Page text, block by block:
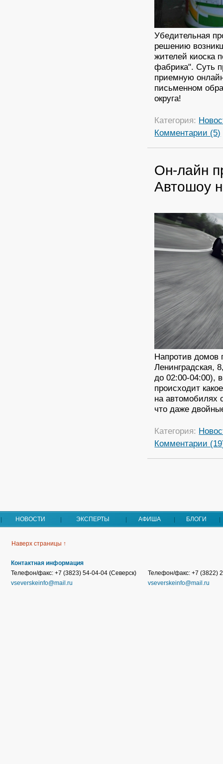
Убедительная
решению
жителей киоска
фабрика". Суть
приемную
письменном
округа!
Категория:
Комментарии (5)
Он-лайн
Автошоу
Напротив домов
Ленинградская,
до 02:00-04:00),
происходит
на автомобилях
что даже
Категория:
Комментарии
НОВОСТИ ЭКСПЕРТЫ АФИША БЛОГИ
Наверх страницы ↑
Контактная информация
Телефон/факс: +7 (3823) 54-04-04 (Северск)
vseverskeinfo@mail.ru
Телефон/факс: +7 (3822)
vseverskeinfo@mail.ru